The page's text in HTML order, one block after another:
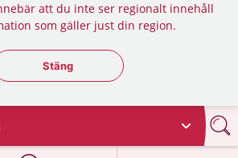
att du inte ser regionalt innehåll
som gäller just din region.
Stäng regionsväljaren
Stäng
på 1177.se